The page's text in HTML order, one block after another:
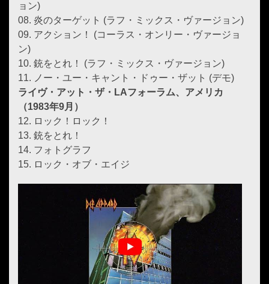
ョン)
08. 炎のターゲット (ラフ・ミックス・ヴァージョン)
09. アクション！ (コーラス・オンリー・ヴァージョ
ン)
10. 銃をとれ！ (ラフ・ミックス・ヴァージョン)
11. ノー・ユー・キャント・ドゥー・ザット (デモ)
ライヴ・アット・ザ・LAフォーラム、アメリカ
（1983年9月）
12. ロック！ロック！
13. 銃をとれ！
14. フォトグラフ
15. ロック・オブ・エイジ